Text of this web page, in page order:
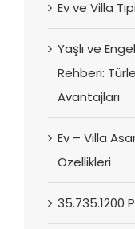
Ev ve Villa
Yaşlı ve
Rehberi:
Avantajları
Ev – Villa
Özellikleri
35.735.1200